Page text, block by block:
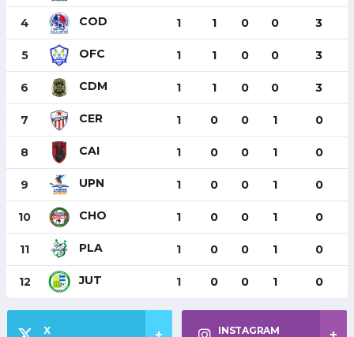
4 COD 1 1 0 0 3
5 OFC 1 1 0 0 3
6 CDM 1 1 0 0 3
7 CER 1 0 0 1 0
8 CAI 1 0 0 1 0
9 UPN 1 0 0 1 0
10 CHO 1 0 0 1 0
11 PLA 1 0 0 1 0
12 JUT 1 0 0 1 0
X INSTAGRAM